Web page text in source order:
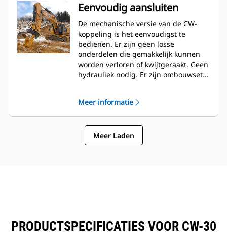
Eenvoudig aansluiten
De mechanische versie van de CW-
koppeling is het eenvoudigst te
bedienen. Er zijn geen losse
onderdelen die gemakkelijk kunnen
worden verloren of kwijtgeraakt. Geen
hydrauliek nodig. Er zijn ombouwsets
hydraulische versie.
Meer informatie
Meer Laden
PRODUCTSPECIFICATIES VOOR CW-30